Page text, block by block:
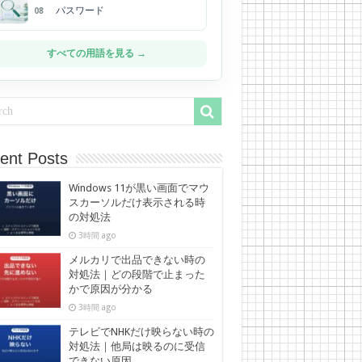
08 パスワード
すべての用語を見る →
Posts
Windows 11が黒い画面でマウ
スカーソルだけ表示される時
の対処法
3時間 ago
メルカリで出品できない時の
対処法｜どの段階で止まった
かで原因が分かる
3時間 ago
テレビでNHKだけ映らない時の
対処法｜他局は映るのに受信